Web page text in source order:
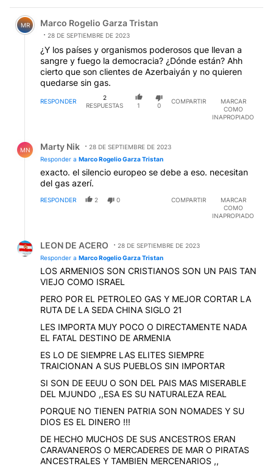
Comentario de Marco Rogelio Garza Tristan.
MR Marco Rogelio Garza Tristan
28 DE SEPTIEMBRE DE 2023
¿Y los países y organismos poderosos que llevan a
sangre y fuego la democracia? ¿Dónde están? Ahh
cierto que son clientes de Azerbaiyán y no quieren
quedarse sin gas.
RESPONDER
2
RESPUESTAS
1 0
COMPARTIR
MARCAR
COMO
INAPROPIADO
MN Marty Nik
28 DE SEPTIEMBRE DE 2023
Responder a Marco Rogelio Garza Tristan
exacto. el silencio europeo se debe a eso. necesitan
del gas azerí.
RESPONDER 2 0 COMPARTIR
MARCAR
COMO
INAPROPIADO
LEON DE ACERO
28 DE SEPTIEMBRE DE 2023
Responder a Marco Rogelio Garza Tristan
LOS ARMENIOS SON CRISTIANOS SON UN PAIS TAN
VIEJO COMO ISRAEL
PERO POR EL PETROLEO GAS Y MEJOR CORTAR LA
RUTA DE LA SEDA CHINA SIGLO 21
LES IMPORTA MUY POCO O DIRECTAMENTE NADA
EL FATAL DESTINO DE ARMENIA
ES LO DE SIEMPRE LAS ELITES SIEMPRE
TRAICIONAN A SUS PUEBLOS SIN IMPORTAR
SI SON DE EEUU O SON DEL PAIS MAS MISERABLE
DEL MJUNDO ,,ESA ES SU NATURALEZA REAL
PORQUE NO TIENEN PATRIA SON NOMADES Y SU
DIOS ES EL DINERO !!!
DE HECHO MUCHOS DE SUS ANCESTROS ERAN
CARAVANEROS O MERCADERES DE MAR O PIRATAS
ANCESTRALES Y TAMBIEN MERCENARIOS ,,